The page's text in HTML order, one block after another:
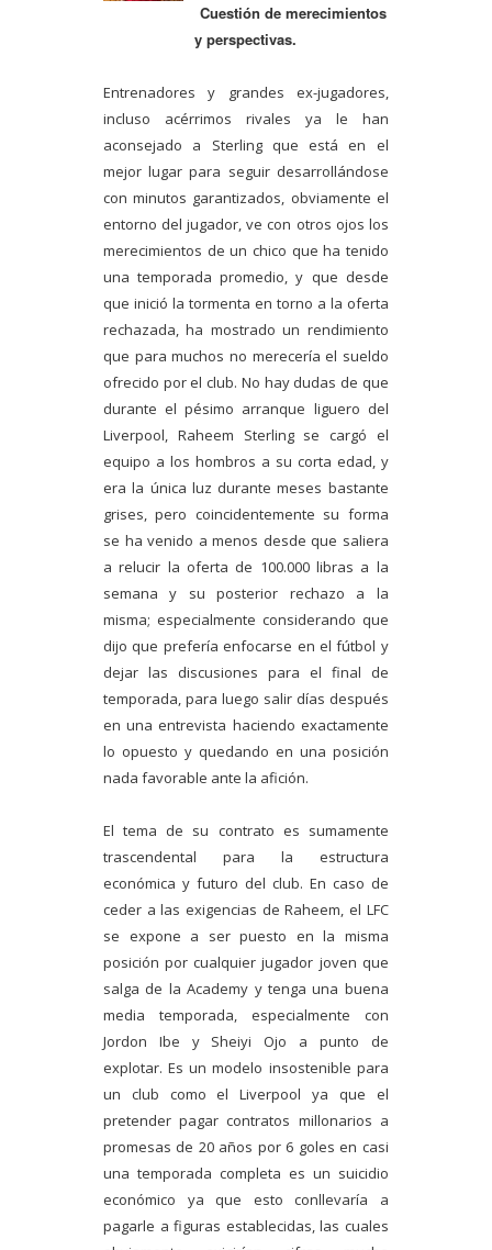
Cuestión de merecimientos
y perspectivas.
Entrenadores y grandes ex-jugadores,
incluso acérrimos rivales ya le han
aconsejado a Sterling que está en el
mejor lugar para seguir desarrollándose
con minutos garantizados, obviamente el
entorno del jugador, ve con otros ojos los
merecimientos de un chico que ha tenido
una temporada promedio, y que desde
que inició la tormenta en torno a la oferta
rechazada, ha mostrado un rendimiento
que para muchos no merecería el sueldo
ofrecido por el club. No hay dudas de que
durante el pésimo arranque liguero del
Liverpool, Raheem Sterling se cargó el
equipo a los hombros a su corta edad, y
era la única luz durante meses bastante
grises, pero coincidentemente su forma
se ha venido a menos desde que saliera
a relucir la oferta de 100.000 libras a la
semana y su posterior rechazo a la
misma; especialmente considerando que
dijo que prefería enfocarse en el fútbol y
dejar las discusiones para el final de
temporada, para luego salir días después
en una entrevista haciendo exactamente
lo opuesto y quedando en una posición
nada favorable ante la afición.
El tema de su contrato es sumamente
trascendental para la estructura
económica y futuro del club. En caso de
ceder a las exigencias de Raheem, el LFC
se expone a ser puesto en la misma
posición por cualquier jugador joven que
salga de la Academy y tenga una buena
media temporada, especialmente con
Jordon Ibe y Sheiyi Ojo a punto de
explotar. Es un modelo insostenible para
un club como el Liverpool ya que el
pretender pagar contratos millonarios a
promesas de 20 años por 6 goles en casi
una temporada completa es un suicidio
económico ya que esto conllevaría a
pagarle a figuras establecidas, las cuales